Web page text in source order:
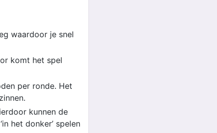
waardoor je snel
komt het spel
per ronde. Het
kunnen de
het donker’ spelen